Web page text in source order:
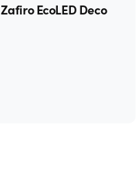
Zafiro EcoLED Deco